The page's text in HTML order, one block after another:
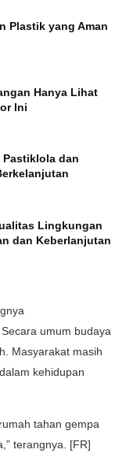
Plastik yang Aman
Hanya Lihat
Ini
Pastiklola dan
Lingkungan
dan Keberlanjutan
umum budaya
Masyarakat masih
kehidupan
tahan gempa
terangnya. [FR]